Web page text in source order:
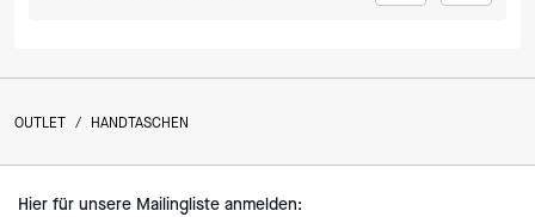
OUTLET / HANDTASCHEN
Hier für unsere Mailingliste anmelden: